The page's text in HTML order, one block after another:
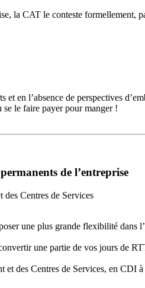
la CAT le conteste formellement,
en l’absence de perspectives
se le faire payer pour manger !
de l’entreprise
Centres de Services
une plus grande flexibilité dans
une partie de vos jours de
des Centres de Services, en CDI à